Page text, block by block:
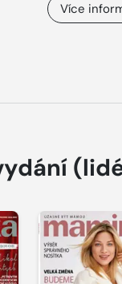
Více